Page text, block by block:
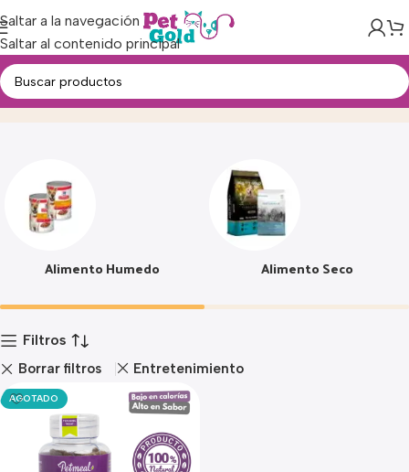
Saltar a la navegación
Saltar al contenido principal
AlimentoInicio Producto
Alimento Humedo Alimento Seco
Filtros
Borrar filtros Entretenimiento
AGOTADO